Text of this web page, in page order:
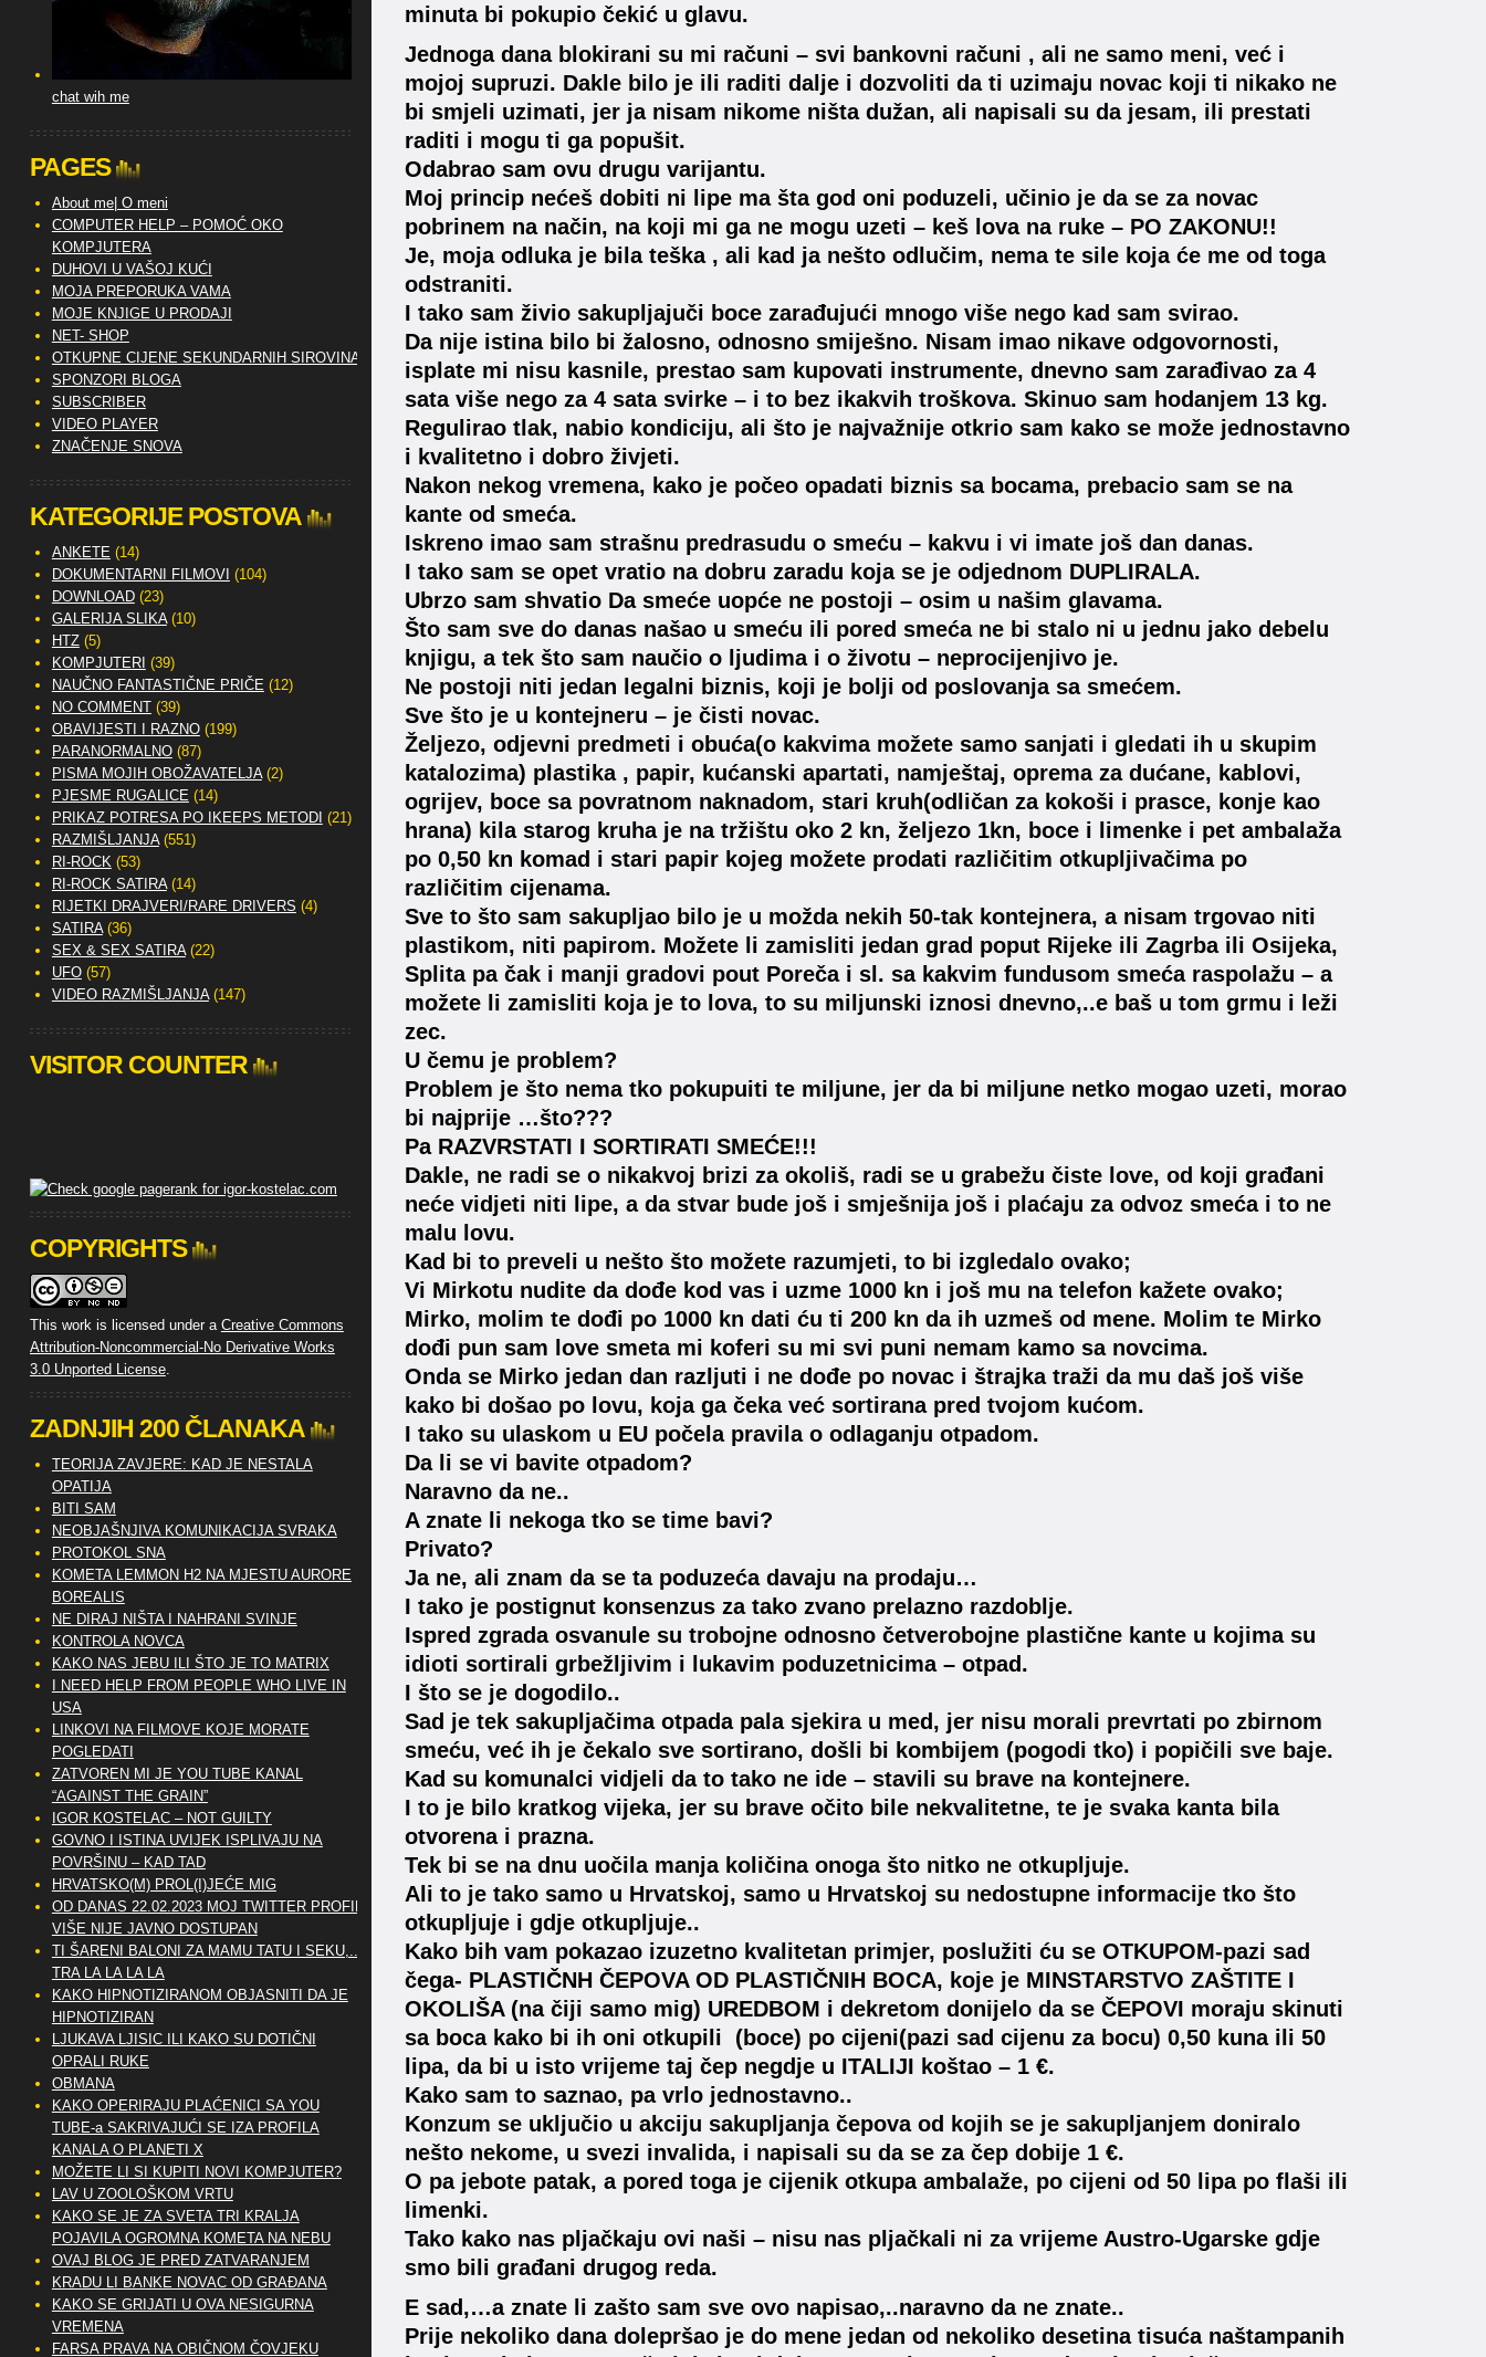
minuta bi pokupio čekić u glavu.
Jednoga dana blokirani su mi računi – svi bankovni računi , ali ne samo meni, već i
mojoj supruzi. Dakle bilo je ili raditi dalje i dozvoliti da ti uzimaju novac koji ti nikako ne
bi smjeli uzimati, jer ja nisam nikome ništa dužan, ali napisali su da jesam, ili prestati
raditi i mogu ti ga popušit.
Odabrao sam ovu drugu varijantu.
Moj princip nećeš dobiti ni lipe ma šta god oni poduzeli, učinio je da se za novac
pobrinem na način, na koji mi ga ne mogu uzeti – keš lova na ruke – PO ZAKONU!!
Je, moja odluka je bila teška , ali kad ja nešto odlučim, nema te sile koja će me od toga
odstraniti.
I tako sam živio sakupljajuči boce zarađujući mnogo više nego kad sam svirao.
Da nije istina bilo bi žalosno, odnosno smiješno. Nisam imao nikave odgovornosti,
isplate mi nisu kasnile, prestao sam kupovati instrumente, dnevno sam zarađivao za 4
sata više nego za 4 sata svirke – i to bez ikakvih troškova. Skinuo sam hodanjem 13 kg.
Regulirao tlak, nabio kondiciju, ali što je najvažnije otkrio sam kako se može jednostavno
i kvalitetno i dobro živjeti.
Nakon nekog vremena, kako je počeo opadati biznis sa bocama, prebacio sam se na
kante od smeća.
Iskreno imao sam strašnu predrasudu o smeću – kakvu i vi imate još dan danas.
I tako sam se opet vratio na dobru zaradu koja se je odjednom DUPLIRALA.
Ubrzo sam shvatio Da smeće uopće ne postoji – osim u našim glavama.
Što sam sve do danas našao u smeću ili pored smeća ne bi stalo ni u jednu jako debelu
knjigu, a tek što sam naučio o ljudima i o životu – neprocijenjivo je.
Ne postoji niti jedan legalni biznis, koji je bolji od poslovanja sa smećem.
Sve što je u kontejneru – je čisti novac.
Željezo, odjevni predmeti i obuća(o kakvima možete samo sanjati i gledati ih u skupim
katalozima) plastika , papir, kućanski apartati, namještaj, oprema za dućane, kablovi,
ogrijev, boce sa povratnom naknadom, stari kruh(odličan za kokoši i prasce, konje kao
hrana) kila starog kruha je na tržištu oko 2 kn, željezo 1kn, boce i limenke i pet ambalaža
po 0,50 kn komad i stari papir kojeg možete prodati različitim otkupljivačima po
različitim cijenama.
Sve to što sam sakupljao bilo je u možda nekih 50-tak kontejnera, a nisam trgovao niti
plastikom, niti papirom. Možete li zamisliti jedan grad poput Rijeke ili Zagrba ili Osijeka,
Splita pa čak i manji gradovi pout Poreča i sl. sa kakvim fundusom smeća raspolažu – a
možete li zamisliti koja je to lova, to su miljunski iznosi dnevno,..e baš u tom grmu i leži
zec.
U čemu je problem?
Problem je što nema tko pokupuiti te miljune, jer da bi miljune netko mogao uzeti, morao
bi najprije …što???
Pa RAZVRSTATI I SORTIRATI SMEĆE!!!
Dakle, ne radi se o nikakvoj brizi za okoliš, radi se u grabežu čiste love, od koji građani
neće vidjeti niti lipe, a da stvar bude još i smješnija još i plaćaju za odvoz smeća i to ne
malu lovu.
Kad bi to preveli u nešto što možete razumjeti, to bi izgledalo ovako;
Vi Mirkotu nudite da dođe kod vas i uzme 1000 kn i još mu na telefon kažete ovako;
Mirko, molim te dođi po 1000 kn dati ću ti 200 kn da ih uzmeš od mene. Molim te Mirko
dođi pun sam love smeta mi koferi su mi svi puni nemam kamo sa novcima.
Onda se Mirko jedan dan razljuti i ne dođe po novac i štrajka traži da mu daš još više
kako bi došao po lovu, koja ga čeka već sortirana pred tvojom kućom.
I tako su ulaskom u EU počela pravila o odlaganju otpadom.
Da li se vi bavite otpadom?
Naravno da ne..
A znate li nekoga tko se time bavi?
Privato?
Ja ne, ali znam da se ta poduzeća davaju na prodaju…
I tako je postignut konsenzus za tako zvano prelazno razdoblje.
Ispred zgrada osvanule su trobojne odnosno četverobojne plastične kante u kojima su
idioti sortirali grbežljivim i lukavim poduzetnicima – otpad.
I što se je dogodilo..
Sad je tek sakupljačima otpada pala sjekira u med, jer nisu morali prevrtati po zbirnom
smeću, već ih je čekalo sve sortirano, došli bi kombijem (pogodi tko) i popičili sve baje.
Kad su komunalci vidjeli da to tako ne ide – stavili su brave na kontejnere.
I to je bilo kratkog vijeka, jer su brave očito bile nekvalitetne, te je svaka kanta bila
otvorena i prazna.
Tek bi se na dnu uočila manja količina onoga što nitko ne otkupljuje.
Ali to je tako samo u Hrvatskoj, samo u Hrvatskoj su nedostupne informacije tko što
otkupljuje i gdje otkupljuje..
Kako bih vam pokazao izuzetno kvalitetan primjer, poslužiti ću se OTKUPOM-pazi sad
čega- PLASTIČNH ČEPOVA OD PLASTIČNIH BOCA, koje je MINSTARSTVO ZAŠTITE I
OKOLIŠA (na čiji samo mig) UREDBOM i dekretom donijelo da se ČEPOVI moraju skinuti
sa boca kako bi ih oni otkupili (boce) po cijeni(pazi sad cijenu za bocu) 0,50 kuna ili 50
lipa, da bi u isto vrijeme taj čep negdje u ITALIJI koštao – 1 €.
Kako sam to saznao, pa vrlo jednostavno..
Konzum se uključio u akciju sakupljanja čepova od kojih se je sakupljanjem doniralo
nešto nekome, u svezi invalida, i napisali su da se za čep dobije 1 €.
O pa jebote patak, a pored toga je cijenik otkupa ambalaže, po cijeni od 50 lipa po flaši ili
limenki.
Tako kako nas pljačkaju ovi naši – nisu nas pljačkali ni za vrijeme Austro-Ugarske gdje
smo bili građani drugog reda.
E sad,…a znate li zašto sam sve ovo napisao,..naravno da ne znate..
Prije nekoliko dana dolepršao je do mene jedan od nekoliko desetina tisuća naštampanih
chat wih me
PAGES
About me| O meni
COMPUTER HELP – POMOĆ OKO
KOMPJUTERA
DUHOVI U VAŠOJ KUĆI
MOJA PREPORUKA VAMA
MOJE KNJIGE U PRODAJI
NET- SHOP
OTKUPNE CIJENE SEKUNDARNIH SIROVINA
SPONZORI BLOGA
SUBSCRIBER
VIDEO PLAYER
ZNAČENJE SNOVA
KATEGORIJE POSTOVA
ANKETE (14)
DOKUMENTARNI FILMOVI (104)
DOWNLOAD(23)
GALERIJA SLIKA(10)
HTZ(5)
KOMPJUTERI (39)
NAUČNO FANTASTIČNE PRIČE (12)
NO COMMENT(39)
OBAVIJESTI I RAZNO(199)
PARANORMALNO(87)
PISMA MOJIH OBOŽAVATELJA(2)
PJESME RUGALICE (14)
PRIKAZ POTRESA PO IKEEPS METODI (21)
RAZMIŠLJANJA(551)
RI-ROCK(53)
RI-ROCK SATIRA(14)
RIJETKI DRAJVERI/RARE DRIVERS (4)
SATIRA(36)
SEX & SEX SATIRA(22)
UFO(57)
VIDEO RAZMIŠLJANJA(147)
VISITOR COUNTER
COPYRIGHTS
This work is licensed under a Creative Commons
Attribution-Noncommercial-No Derivative Works
3.0 Unported License.
ZADNJIH 200 ČLANAKA
TEORIJA ZAVJERE: KAD JE NESTALA
OPATIJA
BITI SAM
NEOBJAŠNJIVA KOMUNIKACIJA SVRAKA
PROTOKOL SNA
KOMETA LEMMON H2 NA MJESTU AURORE
BOREALIS
NE DIRAJ NIŠTA I NAHRANI SVINJE
KONTROLA NOVCA
KAKO NAS JEBU ILI ŠTO JE TO MATRIX
I NEED HELP FROM PEOPLE WHO LIVE IN
USA
LINKOVI NA FILMOVE KOJE MORATE
POGLEDATI
ZATVOREN MI JE YOU TUBE KANAL
“AGAINST THE GRAIN”
IGOR KOSTELAC – NOT GUILTY
GOVNO I ISTINA UVIJEK ISPLIVAJU NA
POVRŠINU – KAD TAD
HRVATSKO(M) PROL(I)JEĆE MIG
OD DANAS 22.02.2023 MOJ TWITTER PROFIL
VIŠE NIJE JAVNO DOSTUPAN
TI ŠARENI BALONI ZA MAMU TATU I SEKU,..
TRA LA LA LA LA
KAKO HIPNOTIZIRANOM OBJASNITI DA JE
HIPNOTIZIRAN
LJUKAVA LJISIC ILI KAKO SU DOTIČNI
OPRALI RUKE
OBMANA
KAKO OPERIRAJU PLAĆENICI SA YOU
TUBE-a SAKRIVAJUĆI SE IZA PROFILA
KANALA O PLANETI X
MOŽETE LI SI KUPITI NOVI KOMPJUTER?
LAV U ZOOLOŠKOM VRTU
KAKO SE JE ZA SVETA TRI KRALJA
POJAVILA OGROMNA KOMETA NA NEBU
OVAJ BLOG JE PRED ZATVARANJEM
KRADU LI BANKE NOVAC OD GRAĐANA
KAKO SE GRIJATI U OVA NESIGURNA
VREMENA
FARSA PRAVA NA OBIČNOM ČOVJEKU